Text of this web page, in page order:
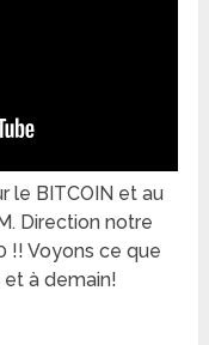
le BITCOIN et au
Direction notre
!! Voyons ce que
et à demain!